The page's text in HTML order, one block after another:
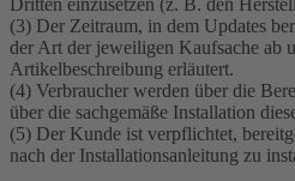
Dritten einzusetzen (z. B. den
(3) Der Zeitraum, in dem Updates
der Art der jeweiligen Kaufsache ab
Artikelbeschreibung erläutert.
(4) Verbraucher werden über die
über die sachgemäße Installation
(5) Der Kunde ist verpflichtet,
nach der Installationsanleitung zu